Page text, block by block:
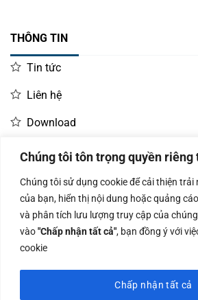
Chúng tôi tôn trọng quyền riêng
Chúng tôi sử dụng cookie để cải thiện trải
của bạn, hiển thị nội dung hoặc quảng
và phân tích lưu lượng truy cập của
vào"Chấp nhận tất cả", bạn đồng ý với
cookie
Chấp nhận tất cả
THÔNG TIN
Tin tức
Liên hệ
Download
LIÊN HỆ MUA HÀNG
Kinh doanh:
0966.93.1717
KD Dự Án:
835 345